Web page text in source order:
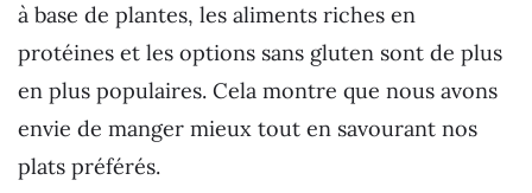
à base de plantes, les aliments riches en
protéines et les options sans gluten sont de plus
en plus populaires. Cela montre que nous avons
envie de manger mieux tout en savourant nos
plats préférés.